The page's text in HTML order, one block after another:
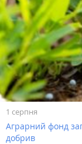
1 серпня
Аграрний фонд
добрив